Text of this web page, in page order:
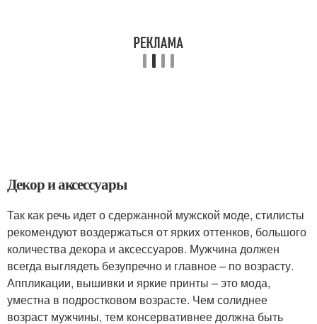
Декор и аксессуары
Так как речь идет о сдержанной мужской моде, стилисты
рекомендуют воздержаться от ярких оттенков, большого
количества декора и аксессуаров. Мужчина должен
всегда выглядеть безупречно и главное – по возрасту.
Аппликации, вышивки и яркие принты – это мода,
уместна в подростковом возрасте. Чем солиднее
возраст мужчины, тем консервативнее должна быть